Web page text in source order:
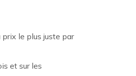
le plus juste par
et sur les